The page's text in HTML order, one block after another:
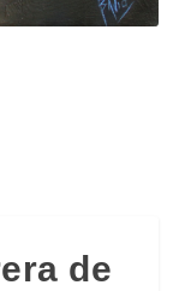
de